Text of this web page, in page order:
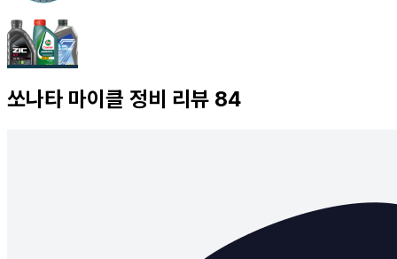
쏘나타 마이클 정비 리뷰 84